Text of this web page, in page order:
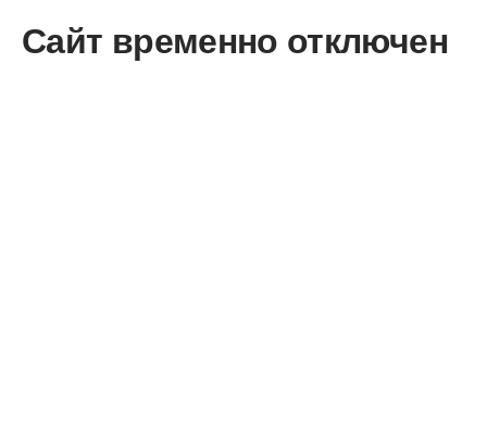
Сайт временно отключен